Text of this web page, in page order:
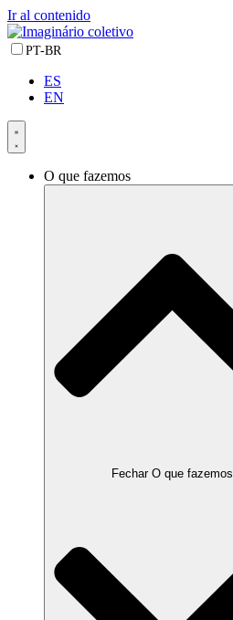
Ir al contenido
PT-BR
ES
EN
O que fazemos
Fechar O que fazemos